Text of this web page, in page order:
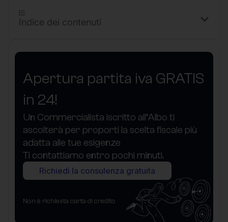
Apertura partita iva GRATIS
in 24!
Un Commercialista iscritto all’Albo ti
ascolterà per proporti la scelta fiscale più
adatta alle tue esigenze
Ti contattiamo entro pochi minuti.
Richiedi la consulenza gratuita
Non è richiesta carta di credito
Indice dei contenuti